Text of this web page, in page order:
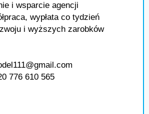
i wsparcie agencji
wypłata co tydzień
i wyższych zarobków
776 610 565